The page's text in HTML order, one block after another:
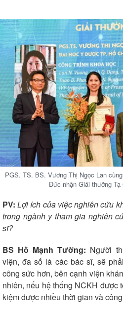
Cải chính
PGS. TS. BS. Vương Thị Ngọc Lan
Đức nhận Giải thưởng Tạ
PV:Lợi ích của việc nghiên cứu
trong ngành y tham gia nghiên
sĩ?
BS Hồ Mạnh Tường: Người
viện, đa số là các bác sĩ, sẽ
công sức hơn, bên cạnh viện
nhiên, nếu hệ thống NCKH được
kiệm được nhiều thời gian và